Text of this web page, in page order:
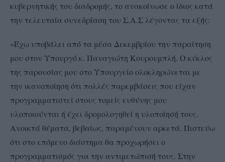
κυβερνητικής του διαδρομής, το ανακοίνωσε ο ίδιος κατά
την τελευταία συνεδρίαση του Σ.Α.Σ λέγοντας τα εξής:
«Έχω υποβάλει από τα μέσα Δεκεμβρίου την παραίτηση
μου στον Υπουργό κ. Παναγιώτη Κουρουμπλή. Ο κύκλος
της παρουσίας μου στο Υπουργείο ολοκληρώνεται με
την ικανοποίηση ότι πολλές παρεμβάσεις που είχαν
προγραμματιστεί στους τομείς ευθύνης μου
υλοποιούνται ή έχει δρομολογηθεί η υλοποίησή τους.
Ανοικτά θέματα, βεβαίως, παραμένουν αρκετά. Πιστεύω
ότι στο επόμενο διάστημα θα προχωρήσει ο
προγραμματισμός για την αντιμετώπισή τους. Στην